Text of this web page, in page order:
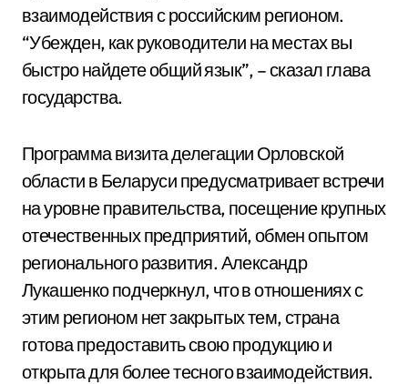
взаимодействия с российским регионом.
“Убежден, как руководители на местах вы
быстро найдете общий язык”, – сказал глава
государства.
Программа визита делегации Орловской
области в Беларуси предусматривает встречи
на уровне правительства, посещение крупных
отечественных предприятий, обмен опытом
регионального развития. Александр
Лукашенко подчеркнул, что в отношениях с
этим регионом нет закрытых тем, страна
готова предоставить свою продукцию и
открыта для более тесного взаимодействия.